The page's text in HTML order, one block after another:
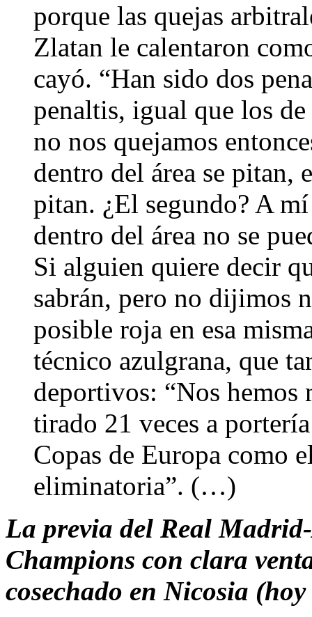
porque las quejas
Zlatan le calentaron
cayó. “Han sido dos
penaltis, igual que los
no nos quejamos
dentro del área se pitan,
pitan. ¿El segundo? A
dentro del área no se
Si alguien quiere decir
sabrán, pero no dijimos
posible roja en esa
técnico azulgrana, que
deportivos: “Nos hemos
tirado 21 veces a
Copas de Europa como
eliminatoria”. (…)
La previa del Real
Champions con clara
cosechado en Nicosia